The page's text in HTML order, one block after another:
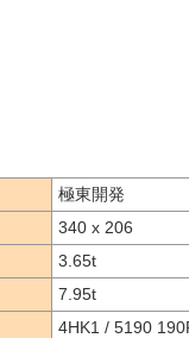
極東開発
340 x 206
3.65t
7.95t
4HK1 / 5190